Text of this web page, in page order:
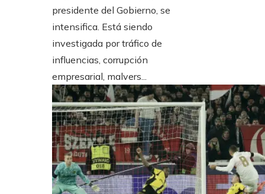
presidente del Gobierno, se
intensifica. Está siendo
investigada por tráfico de
influencias, corrupción
empresarial, malvers...